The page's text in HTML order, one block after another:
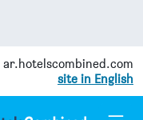
ar.hotelscombined.com
site in English